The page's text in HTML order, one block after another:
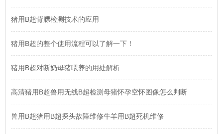
猪用B超背膘检测技术的应用
猪用B超的整个使用流程可以了解一下！
猪用B超对断奶母猪喂养的用处解析
高清猪用B超兽用无线B超检测母猪怀孕空怀图像怎么判断
兽用B超猪用B超探头故障维修牛羊用B超死机维修